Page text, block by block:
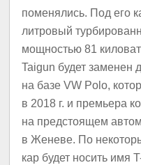
поменялись. Под его
литровый
мощностью 81
Taigun будет заменен
на базе VW Polo,
в 2018 г. и премьера
на предстоящем
в Женеве. По
кар будет носить имя